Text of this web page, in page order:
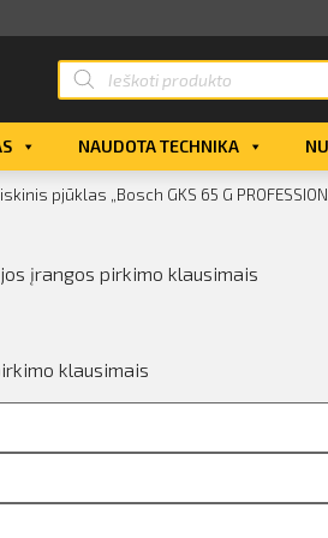
NAUDOTA TECHNIKA
pjūklas „Bosch GKS 65 G
įrangos pirkimo klausimais
klausimais